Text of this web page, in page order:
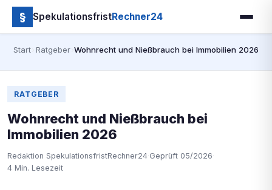
§ SpekulationsfristRechner24
Start Ratgeber ›Wohnrecht und Nießbrauch bei Immobilien 2026
RATGEBER
Wohnrecht und Nießbrauch bei
Immobilien 2026
Redaktion SpekulationsfristRechner24 Geprüft 05/2026
4 Min. Lesezeit